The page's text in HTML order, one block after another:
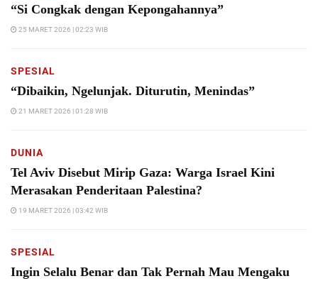
“Si Congkak dengan Kepongahannya”
25 MARET 2026 | 02:23 WIB
SPESIAL
“Dibaikin, Ngelunjak. Diturutin, Menindas”
21 MARET 2026 | 01:28 WIB
DUNIA
Tel Aviv Disebut Mirip Gaza: Warga Israel Kini
Merasakan Penderitaan Palestina?
19 MARET 2026 | 03:42 WIB
SPESIAL
Ingin Selalu Benar dan Tak Pernah Mau Mengaku